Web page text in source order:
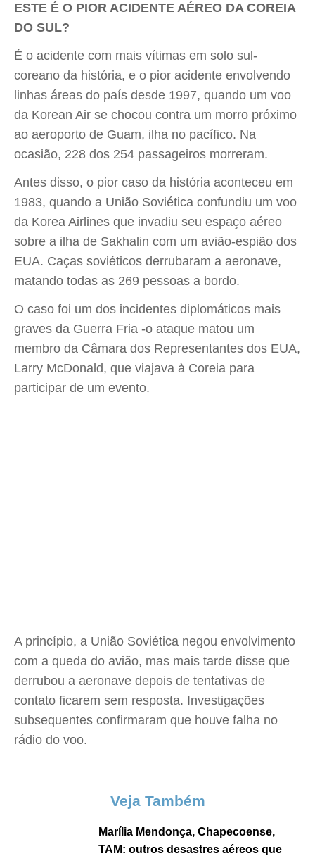
ESTE É O PIOR ACIDENTE AÉREO DA COREIA
DO SUL?
É o acidente com mais vítimas em solo sul-
coreano da história, e o pior acidente envolvendo
linhas áreas do país desde 1997, quando um voo
da Korean Air se chocou contra um morro próximo
ao aeroporto de Guam, ilha no pacífico. Na
ocasião, 228 dos 254 passageiros morreram.
Antes disso, o pior caso da história aconteceu em
1983, quando a União Soviética confundiu um voo
da Korea Airlines que invadiu seu espaço aéreo
sobre a ilha de Sakhalin com um avião-espião dos
EUA. Caças soviéticos derrubaram a aeronave,
matando todas as 269 pessoas a bordo.
O caso foi um dos incidentes diplomáticos mais
graves da Guerra Fria -o ataque matou um
membro da Câmara dos Representantes dos EUA,
Larry McDonald, que viajava à Coreia para
participar de um evento.
A princípio, a União Soviética negou envolvimento
com a queda do avião, mas mais tarde disse que
derrubou a aeronave depois de tentativas de
contato ficarem sem resposta. Investigações
subsequentes confirmaram que houve falha no
rádio do voo.
Veja Também
Marília Mendonça, Chapecoense,
TAM: outros desastres aéreos que